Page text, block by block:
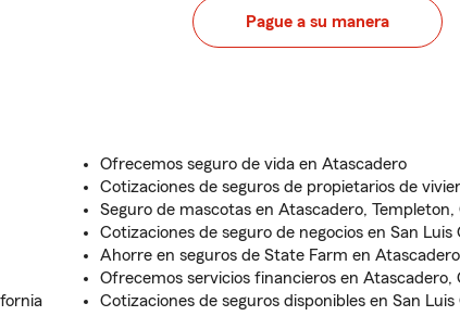
Pague a su manera
Ofrecemos seguro de vida en Atascadero
Cotizaciones de seguros de propietarios de
Seguro de mascotas en Atascadero, Templeton,
Cotizaciones de seguro de negocios en San
Ahorre en seguros de State Farm en
Ofrecemos servicios financieros en Atascadero,
Cotizaciones de seguros disponibles en San